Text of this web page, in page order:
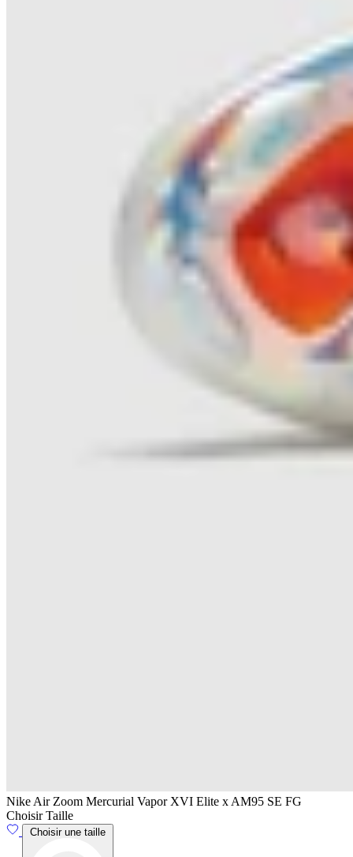
Nike Air Zoom Mercurial Vapor XVI Elite x AM95 SE FG
Choisir Taille
Choisir une taille